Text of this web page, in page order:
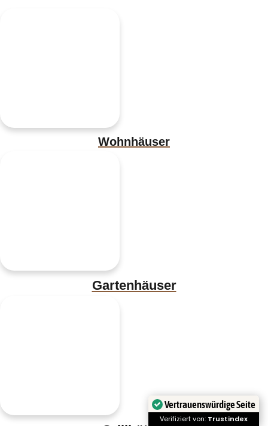
Wohnhäuser
Gartenhäuser
Vertrauenswürdige Seite
Verifiziert von: Trustindex